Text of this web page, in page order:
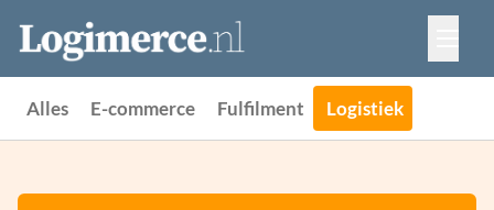
Vacatures
Events
Alles E-commerce Fulfilment Logistiek